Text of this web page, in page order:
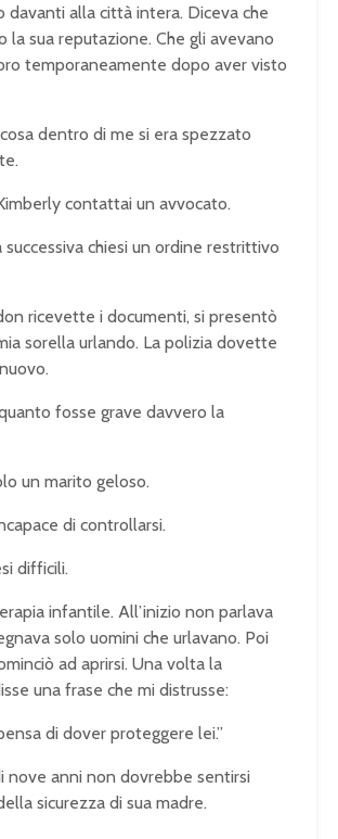
davanti alla città intera. Diceva che
la sua reputazione. Che gli avevano
temporaneamente dopo aver visto
dentro di me si era spezzato
contattai un avvocato.
successiva chiesi un ordine restrittivo
ricevette i documenti, si presentò
sorella urlando. La polizia dovette
fosse grave davvero la
un marito geloso.
di controllarsi.
difficili.
infantile. All’inizio non parlava
solo uomini che urlavano. Poi
ad aprirsi. Una volta la
una frase che mi distrusse:
di dover proteggere lei.”
nove anni non dovrebbe sentirsi
sicurezza di sua madre.